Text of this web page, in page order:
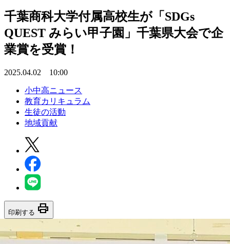
千葉商科大学付属高校生が「SDGs
QUEST みらい甲子園」千葉県大会で企
業賞を受賞！
2025.04.02 10:00
小中高ニュース
教育カリキュラム
生徒の活動
地域貢献
印刷する print